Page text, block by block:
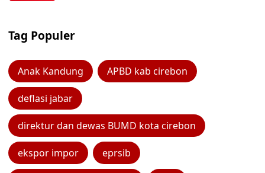
Tag Populer
Anak Kandung APBD kab cirebon
deflasi jabar
direktur dan dewas BUMD kota cirebon
ekspor impor eprsib